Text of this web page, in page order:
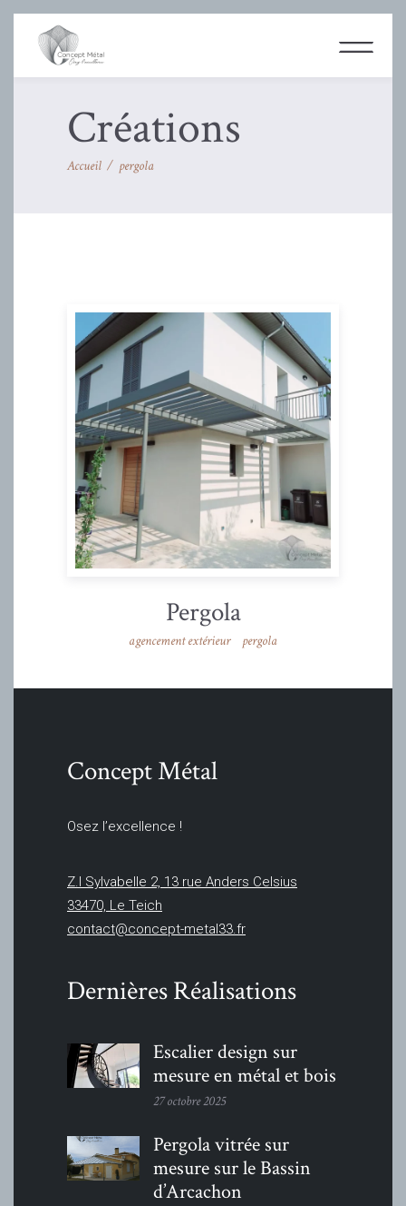
Créations
Accueil / pergola
Pergola
agencement extérieur pergola
Concept Métal
Osez l’excellence !
Z.I Sylvabelle 2, 13 rue Anders Celsius
33470, Le Teich
contact@concept-metal33.fr
Dernières Réalisations
Escalier design sur
mesure en métal et bois
27 octobre 2025
Pergola vitrée sur
mesure sur le Bassin
d’Arcachon